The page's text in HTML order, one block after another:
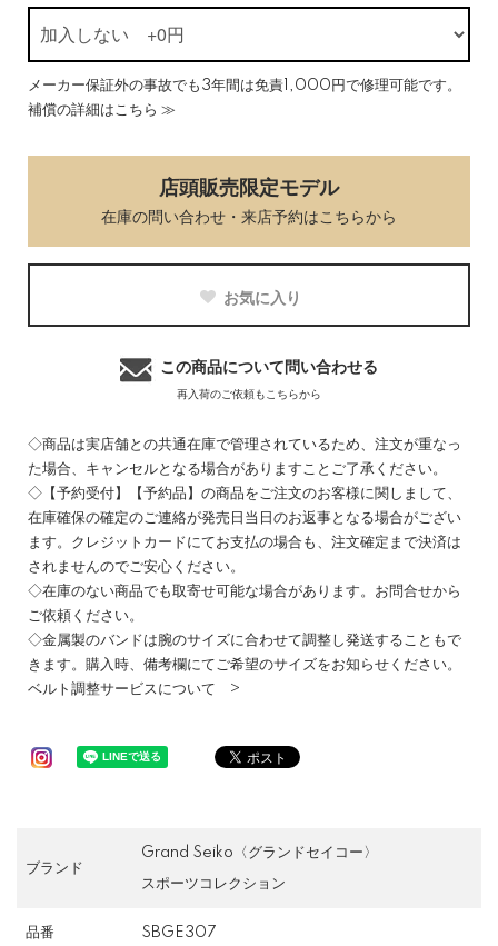
メーカー保証外の事故でも3年間は免責1,000円で修理可能です。
補償の詳細はこちら ≫
店頭販売限定モデル
在庫の問い合わせ・来店予約はこちらから
お気に入り
この商品について問い合わせる
再入荷のご依頼もこちらから
◇商品は実店舗との共通在庫で管理されているため、注文が重なっ
た場合、キャンセルとなる場合がありますことご了承ください。
◇【予約受付】【予約品】の商品をご注文のお客様に関しまして、
在庫確保の確定のご連絡が発売日当日のお返事となる場合がござい
ます。クレジットカードにてお支払の場合も、注文確定まで決済は
されませんのでご安心ください。
◇在庫のない商品でも取寄せ可能な場合があります。お問合せから
ご依頼ください。
◇金属製のバンドは腕のサイズに合わせて調整し発送することもで
きます。購入時、備考欄にてご希望のサイズをお知らせください。
ベルト調整サービスについて >
ブランド
Grand Seiko〈グランドセイコー〉
スポーツコレクション
品番 SBGE307